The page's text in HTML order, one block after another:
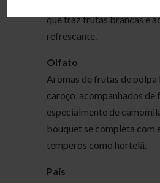
que traz frutas brancas e
refrescante.
Olfato
Aromas de frutas de polpa
caroço, acompanhados de
especialmente de
bouquet se completa com
temperos como hortelã.
País